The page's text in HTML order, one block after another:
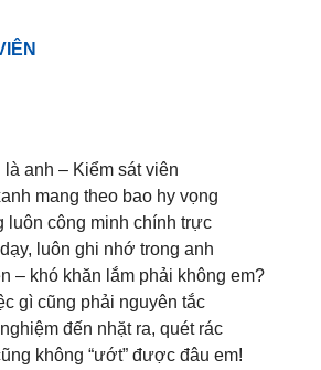
là anh – Kiểm sát viên
mang theo bao hy vọng
luôn công minh chính trực
luôn ghi nhớ trong anh
– khó khăn lắm phải không em?
gì cũng phải nguyên tắc
đến nhặt ra, quét rác
không “ướt” được đâu em!